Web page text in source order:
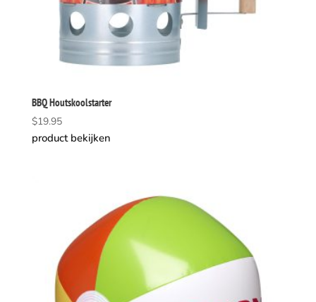
BBQ Houtskoolstarter
$19.95
product bekijken